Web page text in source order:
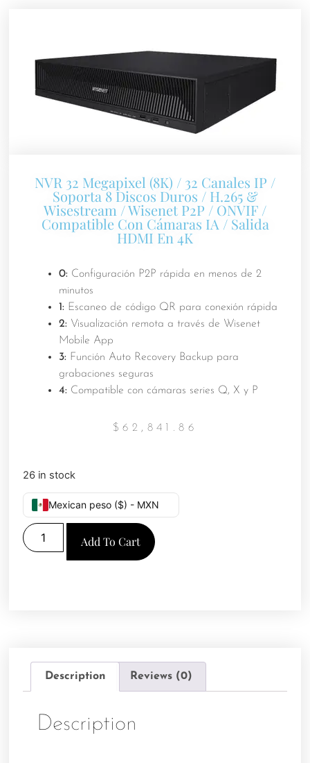
NVR 32 Megapixel (8K) / 32 Canales IP /
Soporta 8 Discos Duros / H.265 &
Wisestream / Wisenet P2P / ONVIF /
Compatible Con Cámaras IA / Salida
HDMI En 4K
0: Configuración P2P rápida en menos de 2
minutos
1: Escaneo de código QR para conexión rápida
2: Visualización remota a través de Wisenet
Mobile App
3: Función Auto Recovery Backup para
grabaciones seguras
4: Compatible con cámaras series Q, X y P
$62,841.86
26 in stock
Mexican peso ($) - MXN
Add To Cart
Description Reviews (0)
Description